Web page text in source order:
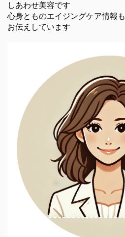
しあわせ美容です
心身とものエイジングケア情報も
お伝えしています